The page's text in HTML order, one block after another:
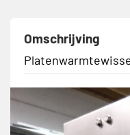
Omschrijving